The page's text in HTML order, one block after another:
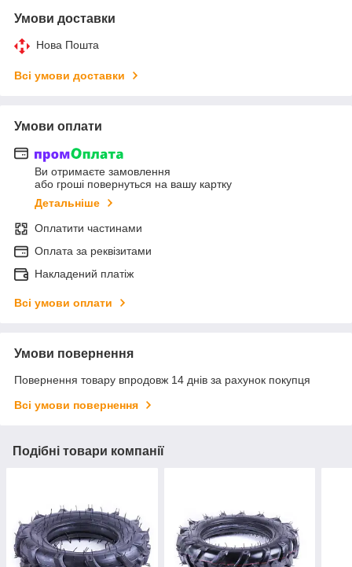
Умови доставки
Нова Пошта
Всі умови доставки
Умови оплати
Ви отримаєте замовлення
або гроші повернуться на вашу картку
Детальніше
Оплатити частинами
Оплата за реквізитами
Накладений платіж
Всі умови оплати
Умови повернення
Повернення товару впродовж 14 днів за рахунок покупця
Всі умови повернення
Подібні товари компанії